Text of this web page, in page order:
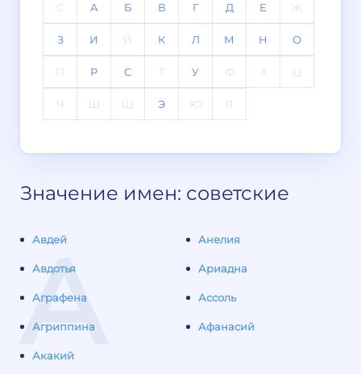
C А Б В Г Д Е Ж
З И Й К Л М Н О
П Р С Т У Ф Х Ц
Ч Э Ю Я
Значение имен: советские
А
Авдей
Авдотья
Аграфена
Агриппина
Акакий
Анелия
Ариадна
Ассоль
Афанасий